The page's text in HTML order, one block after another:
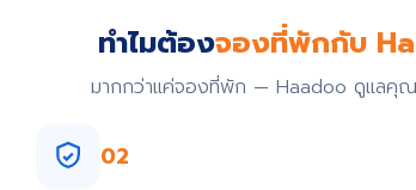
ทำไมต้องจองที่พักกับ
มากกว่าแค่จองที่พัก — Haadoo ดูแลคุ
02